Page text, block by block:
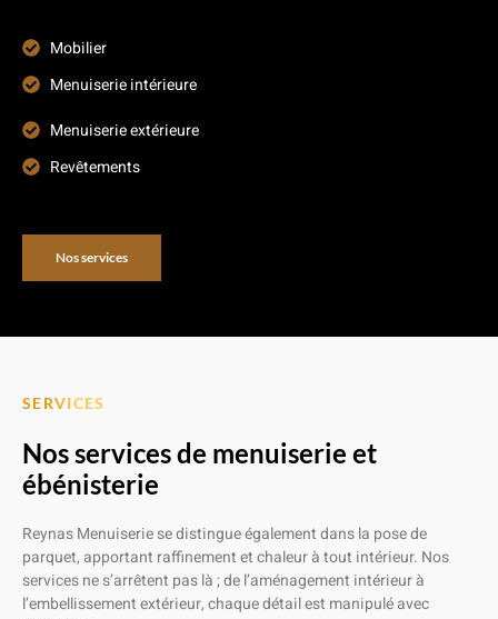
Mobilier
Menuiserie intérieure
Menuiserie extérieure
Revêtements
Nos services
SERVICES
Nos services de menuiserie et
ébénisterie
Reynas Menuiserie se distingue également dans la pose de
parquet, apportant raffinement et chaleur à tout intérieur. Nos
services ne s’arrêtent pas là ; de l’aménagement intérieur à
l’embellissement extérieur, chaque détail est manipulé avec